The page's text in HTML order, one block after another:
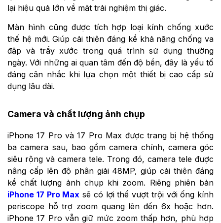
lại hiệu quả lớn về mặt trải nghiệm thị giác.
Màn hình cũng được tích hợp loại kính chống xước
thế hệ mới. Giúp cải thiện đáng kể khả năng chống va
đập và trầy xước trong quá trình sử dụng thường
ngày. Với những ai quan tâm đến độ bền, đây là yếu tố
đáng cân nhắc khi lựa chọn một thiết bị cao cấp sử
dụng lâu dài.
Camera và chất lượng ảnh chụp
iPhone 17 Pro và 17 Pro Max được trang bị hệ thống
ba camera sau, bao gồm camera chính, camera góc
siêu rộng và camera tele. Trong đó, camera tele được
nâng cấp lên độ phân giải 48MP, giúp cải thiện đáng
kể chất lượng ảnh chụp khi zoom. Riêng phiên bản
iPhone 17 Pro Max sẽ có lợi thế vượt trội với ống kính
periscope hỗ trợ zoom quang lên đến 6x hoặc hơn.
iPhone 17 Pro vẫn giữ mức zoom thấp hơn, phù hợp